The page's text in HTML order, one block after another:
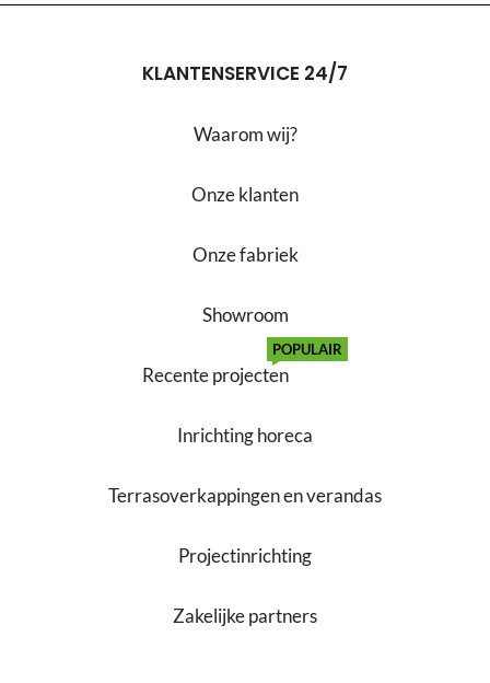
KLANTENSERVICE 24/7
Waarom wij?
Onze klanten
Onze fabriek
Showroom
Recente projecten
POPULAIR
Inrichting horeca
Terrasoverkappingen en verandas
Projectinrichting
Zakelijke partners